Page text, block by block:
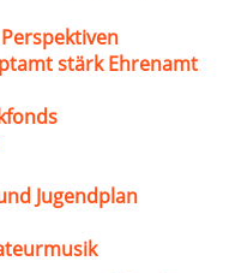
stärk Ehrenamt
Jugendplan